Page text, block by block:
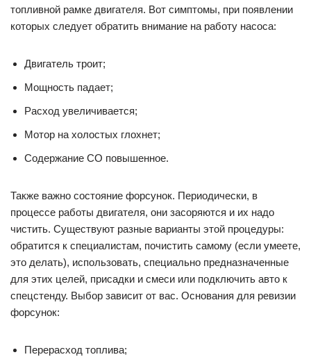
топливной рамке двигателя. Вот симптомы, при появлении
которых следует обратить внимание на работу насоса:
Двигатель троит;
Мощность падает;
Расход увеличивается;
Мотор на холостых глохнет;
Содержание СО повышенное.
Также важно состояние форсунок. Периодически, в
процессе работы двигателя, они засоряются и их надо
чистить. Существуют разные варианты этой процедуры:
обратится к специалистам, почистить самому (если умеете,
это делать), использовать, специально предназначенные
для этих целей, присадки и смеси или подключить авто к
спецстенду. Выбор зависит от вас. Основания для ревизии
форсунок:
Перерасход топлива;